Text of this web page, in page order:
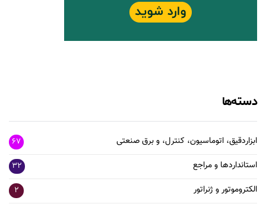
دسته‌ها
ابزاردقیق، اتوماسیون، کنترل، و برق صنعتی 67
استانداردها و مراجع 32
الکتروموتور و ژنراتور 2